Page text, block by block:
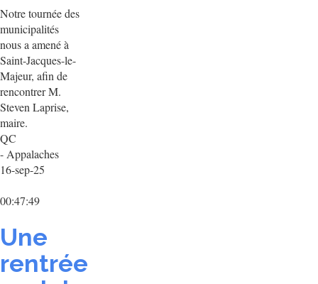
Notre tournée des
municipalités
nous a amené à
Saint-Jacques-le-
Majeur, afin de
rencontrer M.
Steven Laprise,
maire.
QC
- Appalaches
16-sep-25
00:47:49
Une
rentrée